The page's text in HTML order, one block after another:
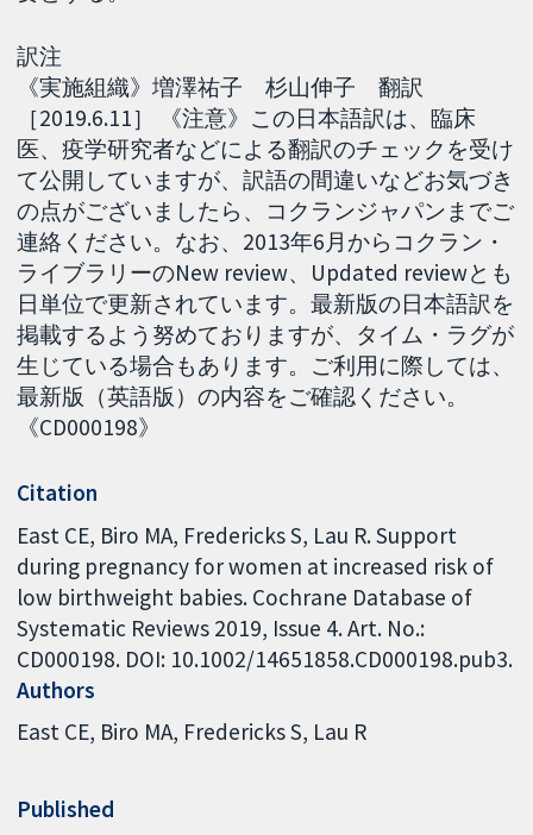
訳注
《実施組織》増澤祐子 杉山伸子 翻訳
［2019.6.11］ 《注意》この日本語訳は、臨床
医、疫学研究者などによる翻訳のチェックを受け
て公開していますが、訳語の間違いなどお気づき
の点がございましたら、コクランジャパンまでご
連絡ください。なお、2013年6月からコクラン・
ライブラリーのNew review、Updated reviewとも
日単位で更新されています。最新版の日本語訳を
掲載するよう努めておりますが、タイム・ラグが
生じている場合もあります。ご利用に際しては、
最新版（英語版）の内容をご確認ください。
《CD000198》
Citation
East CE, Biro MA, Fredericks S, Lau R. Support
during pregnancy for women at increased risk of
low birthweight babies. Cochrane Database of
Systematic Reviews 2019, Issue 4. Art. No.:
CD000198. DOI: 10.1002/14651858.CD000198.pub3.
Authors
East CE Biro MA Fredericks S Lau R
Published